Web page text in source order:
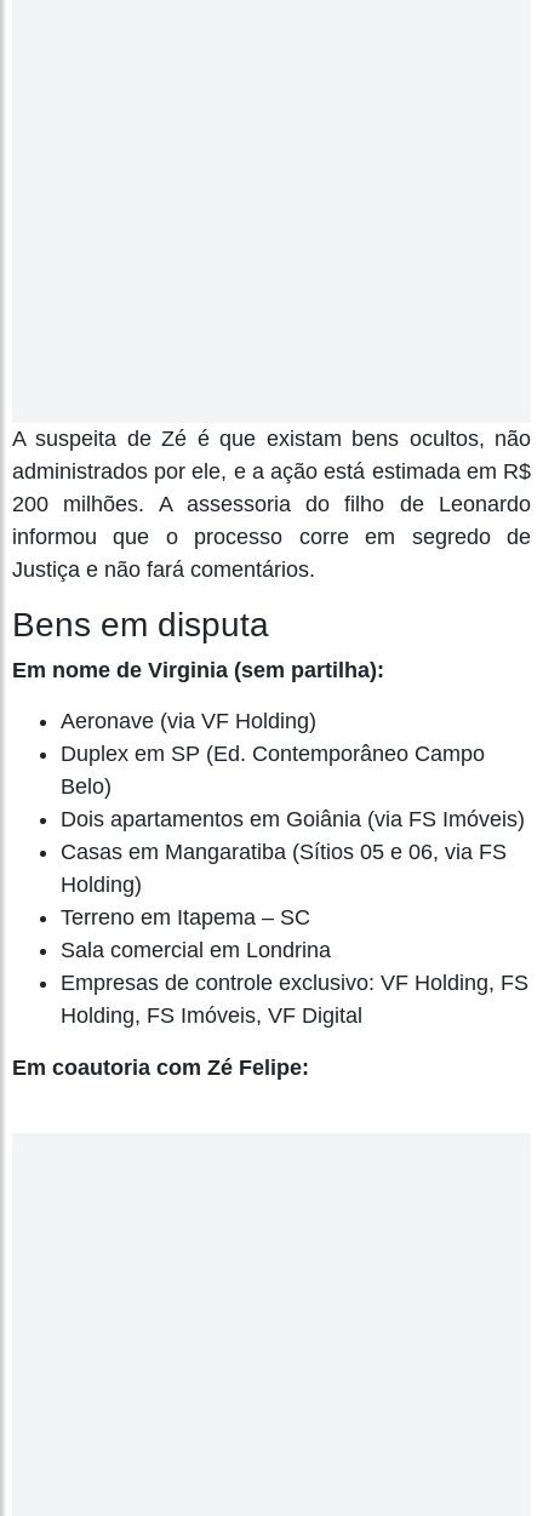
A suspeita de Zé é que existam bens ocultos, não
administrados por ele, e a ação está estimada em R$
200 milhões. A assessoria do filho de Leonardo
informou que o processo corre em segredo de
Justiça e não fará comentários.
Bens em disputa
Em nome de Virginia (sem partilha):
Aeronave (via VF Holding)
Duplex em SP (Ed. Contemporâneo Campo
Belo)
Dois apartamentos em Goiânia (via FS Imóveis)
Casas em Mangaratiba (Sítios 05 e 06, via FS
Holding)
Terreno em Itapema – SC
Sala comercial em Londrina
Empresas de controle exclusivo: VF Holding, FS
Holding, FS Imóveis, VF Digital
Em coautoria com Zé Felipe: